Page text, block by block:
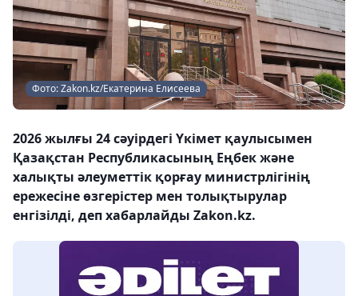
Фото: Zakon.kz/Екатерина Елисеева
2026 жылғы 24 сәуірдегі Үкімет қаулысымен
Қазақстан Республикасының Еңбек және
халықты әлеуметтік қорғау министрлігінің
ережесіне өзгерістер мен толықтырулар
енгізілді, деп хабарлайды Zakon.kz.